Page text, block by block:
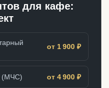
для кафе:
от 1 900 ₽
(МЧС) от 4 900 ₽